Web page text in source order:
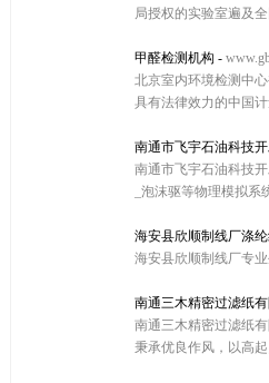
局授权的实验室遍及全
甲醛检测机构 -
北京室内环境检测中
具有法律效力的中国
南通市飞宇石油科技
南通市飞宇石油科技
_泡沫驱等物理模拟
海安县欣顺制线厂涤
海安县欣顺制线厂专
南通三木精密过滤纸有
南通三木精密过滤纸
秉承优良作风，以高